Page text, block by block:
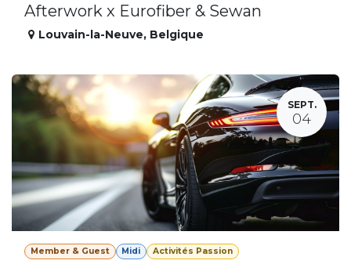
Afterwork x Eurofiber & Sewan
Louvain-la-Neuve, Belgique
SEPT.
04
Member & Guest Midi Activités Passion